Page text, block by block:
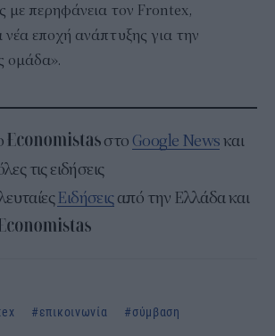
με περηφάνεια τον Frontex,
νέα εποχή ανάπτυξης για την
ομάδα».
στο Google Newsκαι
τις ειδήσεις
Ειδήσειςαπό την Ελλάδα και
επικοινωνία σύμβαση